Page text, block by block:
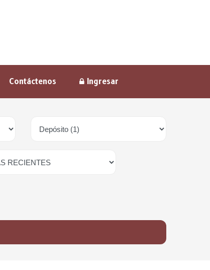
Contáctenos Ingresar